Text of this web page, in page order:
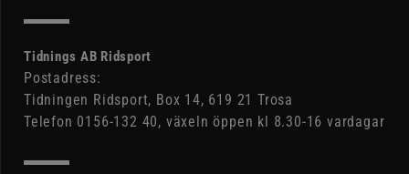
Tidnings AB Ridsport
Postadress:
Tidningen Ridsport, Box 14, 619 21 Trosa
Telefon 0156-132 40, växeln öppen kl 8.30-16 vardagar